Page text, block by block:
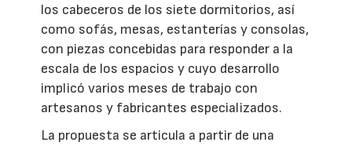
los cabeceros de los siete dormitorios, así
como sofás, mesas, estanterías y consolas,
con piezas concebidas para responder a la
escala de los espacios y cuyo desarrollo
implicó varios meses de trabajo con
artesanos y fabricantes especializados.
La propuesta se articula a partir de una